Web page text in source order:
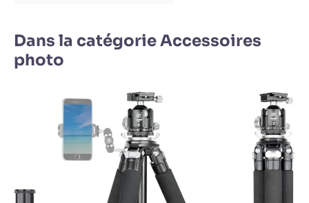
Dans la catégorie Accessoires
photo